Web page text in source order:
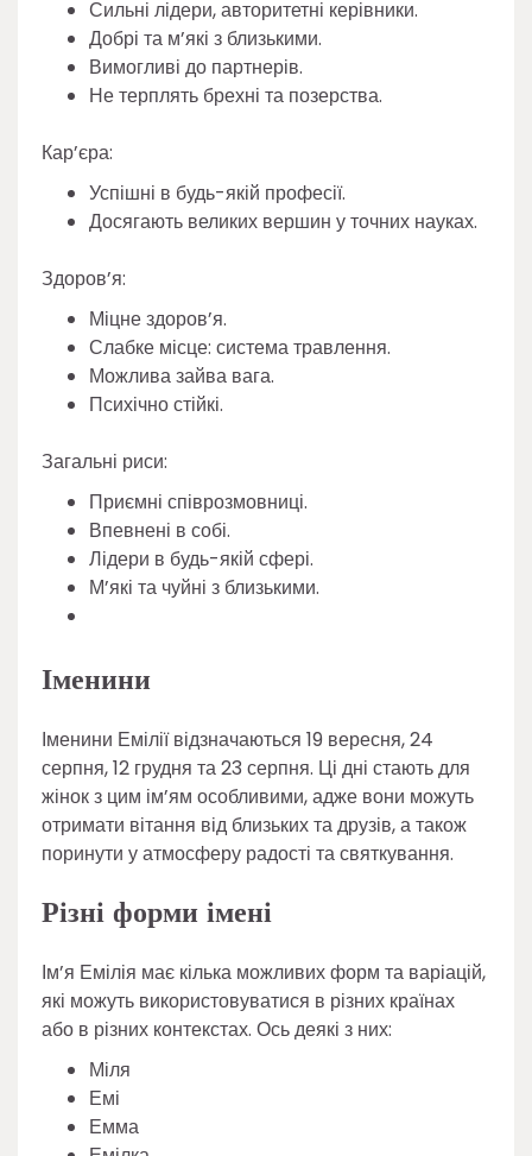
Сильні лідери, авторитетні керівники.
Добрі та м’які з близькими.
Вимогливі до партнерів.
Не терплять брехні та позерства.
Кар’єра:
Успішні в будь-якій професії.
Досягають великих вершин у точних науках.
Здоров’я:
Міцне здоров’я.
Слабке місце: система травлення.
Можлива зайва вага.
Психічно стійкі.
Загальні риси:
Приємні співрозмовниці.
Впевнені в собі.
Лідери в будь-якій сфері.
М’які та чуйні з близькими.
Іменини
Іменини Емілії відзначаються 19 вересня, 24
серпня, 12 грудня та 23 серпня. Ці дні стають для
жінок з цим ім’ям особливими, адже вони можуть
отримати вітання від близьких та друзів, а також
поринути у атмосферу радості та святкування.
Різні форми імені
Ім’я Емілія має кілька можливих форм та варіацій,
які можуть використовуватися в різних країнах
або в різних контекстах. Ось деякі з них:
Міля
Емі
Емма